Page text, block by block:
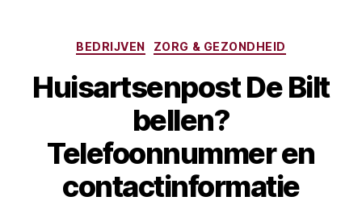
Categorieën
BEDRIJVEN ZORG & GEZONDHEID
Huisartsenpost De Bilt
bellen?
Telefoonnummer en
contactinformatie